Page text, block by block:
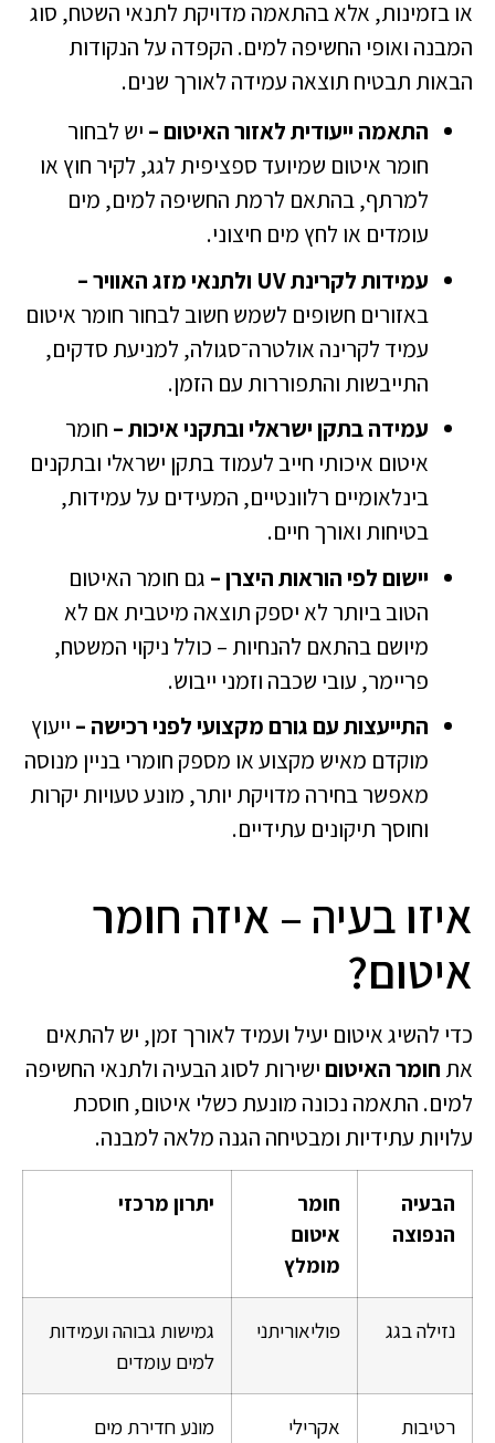
או בזמינות, אלא בהתאמה מדויקת לתנאי השטח, סוג
המבנה ואופי החשיפה למים. הקפדה על הנקודות
הבאות תבטיח תוצאה עמידה לאורך שנים.
התאמה ייעודית לאזור האיטום – יש לבחור
חומר איטום שמיועד ספציפית לגג, לקיר חוץ או
למרתף, בהתאם לרמת החשיפה למים, מים
עומדים או לחץ מים חיצוני.
עמידות לקרינת UV ולתנאי מזג האוויר –
באזורים חשופים לשמש חשוב לבחור חומר איטום
עמיד לקרינה אולטרה־סגולה, למניעת סדקים,
התייבשות והתפוררות עם הזמן.
עמידה בתקן ישראלי ובתקני איכות – חומר
איטום איכותי חייב לעמוד בתקן ישראלי ובתקנים
בינלאומיים רלוונטיים, המעידים על עמידות,
בטיחות ואורך חיים.
יישום לפי הוראות היצרן – גם חומר האיטום
הטוב ביותר לא יספק תוצאה מיטבית אם לא
מיושם בהתאם להנחיות – כולל ניקוי המשטח,
פריימר, עובי שכבה וזמני ייבוש.
התייעצות עם גורם מקצועי לפני רכישה – ייעוץ
מוקדם מאיש מקצוע או מספק חומרי בניין מנוסה
מאפשר בחירה מדויקת יותר, מונע טעויות יקרות
וחוסך תיקונים עתידיים.
איזו בעיה – איזה חומר
איטום?
כדי להשיג איטום יעיל ועמיד לאורך זמן, יש להתאים
אתחומר האיטוםישירות לסוג הבעיה ולתנאי החשיפה
למים. התאמה נכונה מונעת כשלי איטום, חוסכת
עלויות עתידיות ומבטיחה הגנה מלאה למבנה.
הבעיה
הנפוצה
חומר
איטום
מומלץ
יתרון מרכזי
נזילה בגג פוליאוריתני
גמישות גבוהה ועמידות
למים עומדים
רטיבות
אקרילי
מונע חדירת מים